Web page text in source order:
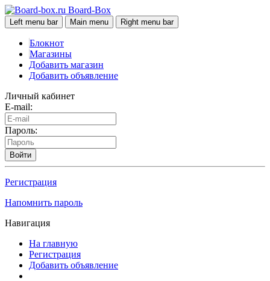
Board-Box
Left menu bar Main menu Right menu bar
Блокнот
Магазины
Добавить магазин
Добавить объявление
Личный кабинет
E-mail:
Пароль:
Войти
Регистрация
Напомнить пароль
Навигация
На главную
Регистрация
Добавить объявление